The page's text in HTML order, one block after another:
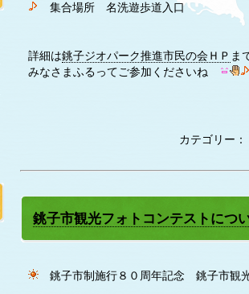
集合場所 名洗遊歩道入口
詳細は銚子ジオパーク推進市民の会ＨＰ ま
みなさまふるってご参加くださいね
カテゴリー
銚子市観光フォトコンテストにつ
銚子市制施行８０周年記念 銚子市観